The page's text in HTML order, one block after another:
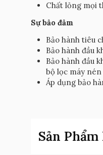
Chất lỏng mọi
Sự bảo đảm
Bảo hành tiêu
Bảo hành đầu
Bảo hành đầu
bộ lọc máy
Áp dụng bảo
Sản